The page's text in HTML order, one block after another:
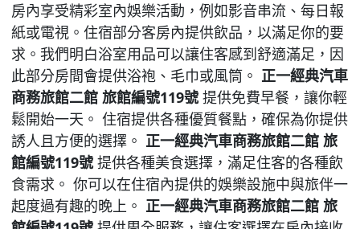
房內享受精彩室內娛樂活動，例如影音串流、每日報
紙或電視。住宿部分客房內提供飲品，以滿足你的要
求。我們明白浴室用品可以讓住客感到舒適滿足，因
此部分房間會提供浴袍、毛巾或風筒。 正一經典汽車
商務旅館二館 旅館編號119號提供免費早餐，讓你輕
鬆開始一天。 住宿提供各種優質餐點，確保為你提供
誘人且方便的選擇。 正一經典汽車商務旅館二館 旅
館編號119號提供各種美食選擇，滿足住客的各種飲
食需求。 你可以在住宿內提供的娛樂設施中與旅伴一
起度過有趣的晚上。 正一經典汽車商務旅館二館 旅